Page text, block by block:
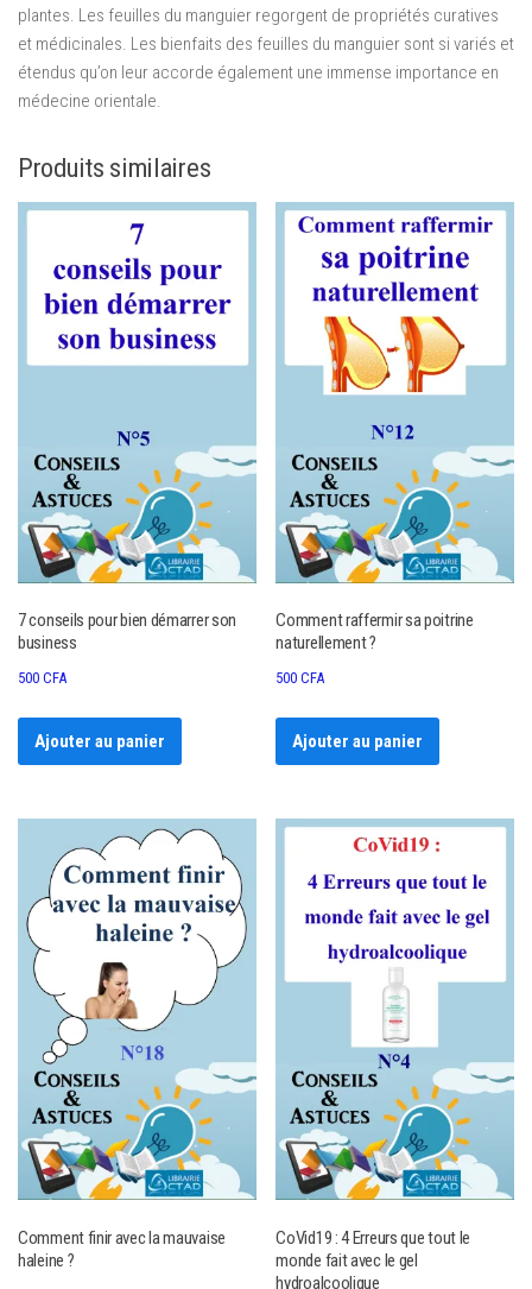
plantes. Les feuilles du manguier regorgent de propriétés curatives
et médicinales. Les bienfaits des feuilles du manguier sont si variés et
étendus qu’on leur accorde également une immense importance en
médecine orientale.
Produits similaires
7 conseils pour bien démarrer son
business
500 CFA
Ajouter au panier
Comment raffermir sa poitrine
naturellement ?
500CFA
Ajouter au panier
Comment finir avec la mauvaise
haleine ?
CoVid19 : 4 Erreurs que tout le
monde fait avec le gel
hydroalcoolique